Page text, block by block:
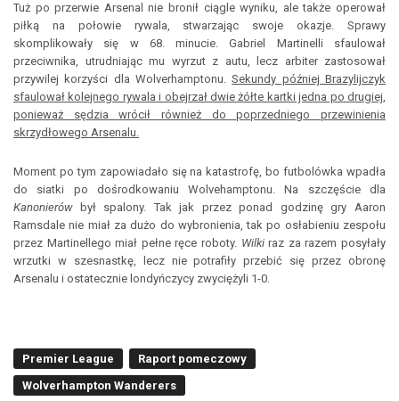
Tuż po przerwie Arsenal nie bronił ciągle wyniku, ale także operował
piłką na połowie rywala, stwarzając swoje okazje. Sprawy
skomplikowały się w 68. minucie. Gabriel Martinelli sfaulował
przeciwnika, utrudniając mu wyrzut z autu, lecz arbiter zastosował
przywilej korzyści dla Wolverhamptonu.Sekundy później Brazylijczyk
sfaulował kolejnego rywala i obejrzał dwie żółte kartki jedna po drugiej,
ponieważ sędzia wrócił również do poprzedniego przewinienia
skrzydłowego Arsenalu.
Moment po tym zapowiadało się na katastrofę, bo futbolówka wpadła
do siatki po dośrodkowaniu Wolvehamptonu. Na szczęście dla
Kanonierówbył spalony. Tak jak przez ponad godzinę gry Aaron
Ramsdale nie miał za dużo do wybronienia, tak po osłabieniu zespołu
przez Martinellego miał pełne ręce roboty. Wilkiraz za razem posyłały
wrzutki w szesnastkę, lecz nie potrafiły przebić się przez obronę
Arsenalu i ostatecznie londyńczycy zwyciężyli 1-0.
Premier League
Raport pomeczowy
Wolverhampton Wanderers